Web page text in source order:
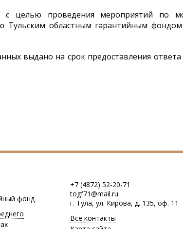
с целью проведения мероприятий по
областным гарантийным фондом
выдано на срок предоставления
фонд
+7 (4872) 52-20-71
togf71@mail.ru
г. Тула, ул. Кирова, д. 135, оф. 11
Все контакты